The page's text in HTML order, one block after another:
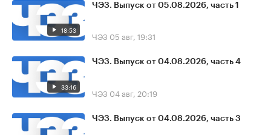
18:53
ЧЭЗ. Выпуск от 05.08.2026, часть 1
ЧЭЗ 05 авг, 19:31
33:16
ЧЭЗ. Выпуск от 04.08.2026, часть 4
ЧЭЗ 04 авг, 20:19
ЧЭЗ. Выпуск от 04.08.2026, часть 3